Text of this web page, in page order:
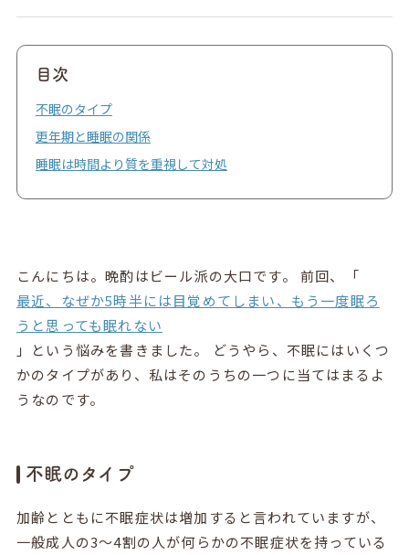
目次
不眠のタイプ
更年期と睡眠の関係
睡眠は時間より質を重視して対処
こんにちは。晩酌はビール派の大口です。 前回、「
最近、なぜか5時半には目覚めてしまい、もう一度眠ろ
うと思っても眠れない
」という悩みを書きました。 どうやら、不眠にはいくつ
かのタイプがあり、私はそのうちの一つに当てはまるよ
うなのです。
不眠のタイプ
加齢とともに不眠症状は増加すると言われていますが、
一般成人の3〜4割の人が何らかの不眠症状を持っている